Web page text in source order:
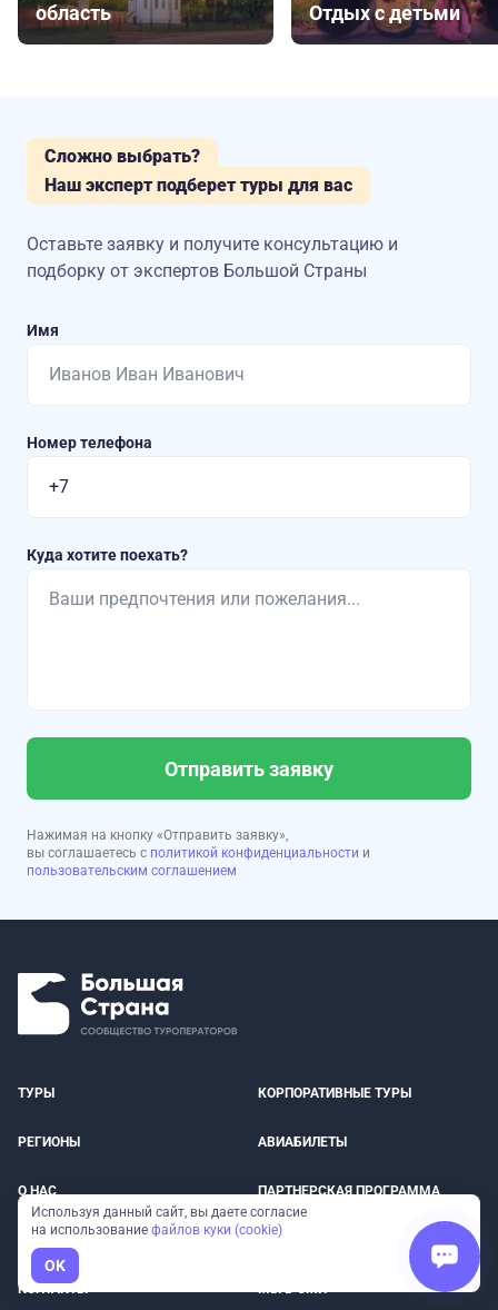
область
Отдых с детьми
Сложно выбрать?
Наш эксперт подберет туры для вас
Оставьте заявку и получите консультацию и
подборку от экспертов Большой Страны
Имя
Номер телефона
Куда хотите поехать?
Отправить заявку
Нажимая на кнопку «Отправить заявку»,
вы соглашаетесь с политикой конфиденциальности и
пользовательским соглашением
ТУРЫ КОРПОРАТИВНЫЕ ТУРЫ
РЕГИОНЫ АВИАБИЛЕТЫ
О НАС ПАРТНЕРСКАЯ ПРОГРАММА
ПОДАРОЧНЫЕ СЕРТИФИКАТЫ
КОНТАКТЫ МЫ В СМИ
Используя данный сайт, вы даете согласие
на использование файлов куки (cookie)
OK